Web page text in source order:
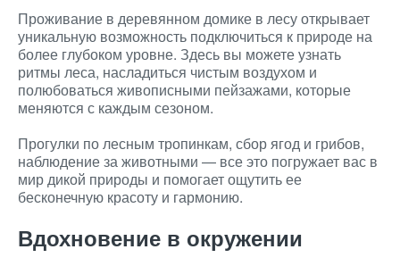
Проживание в деревянном домике в лесу открывает
уникальную возможность подключиться к природе на
более глубоком уровне. Здесь вы можете узнать
ритмы леса, насладиться чистым воздухом и
полюбоваться живописными пейзажами, которые
меняются с каждым сезоном.
Прогулки по лесным тропинкам, сбор ягод и грибов,
наблюдение за животными — все это погружает вас в
мир дикой природы и помогает ощутить ее
бесконечную красоту и гармонию.
Вдохновение в окружении